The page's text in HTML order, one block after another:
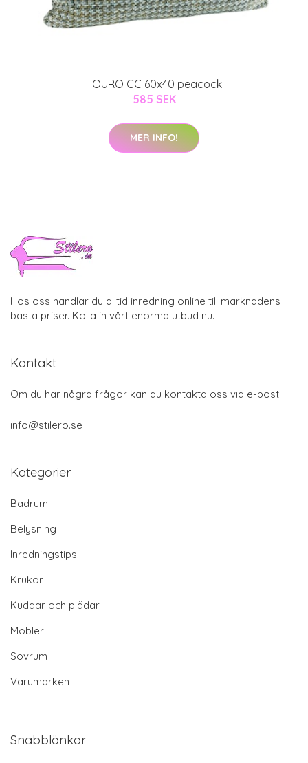
TOURO CC 60x40 peacock
585 SEK
MER INFO!
Hos oss handlar du alltid inredning online till marknadens
bästa priser. Kolla in vårt enorma utbud nu.
Kontakt
Om du har några frågor kan du kontakta oss via e-post:
info@stilero.se
Kategorier
Badrum
Belysning
Inredningstips
Krukor
Kuddar och plädar
Möbler
Sovrum
Varumärken
Snabblänkar